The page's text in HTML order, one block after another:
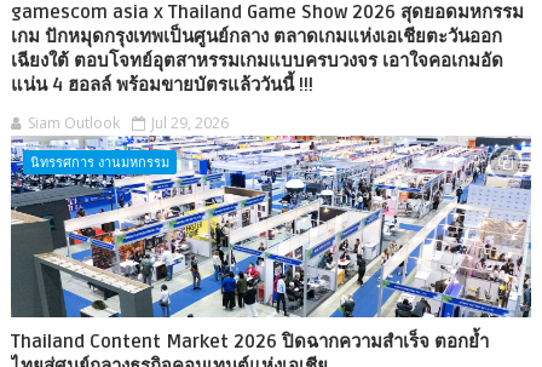
gamescom asia x Thailand Game Show 2026 สุดยอดมหกรรม
เกม ปักหมุดกรุงเทพเป็นศูนย์กลาง ตลาดเกมแห่งเอเชียตะวันออก
เฉียงใต้ ตอบโจทย์อุตสาหรรมเกมแบบครบวงจร เอาใจคอเกมอัด
แน่น 4 ฮอลล์ พร้อมขายบัตรแล้ววันนี้ !!!
Siam Outlook Jul 29, 2026
นิทรรศการ งานมหกรรม
Thailand Content Market 2026 ปิดฉากความสำเร็จ ตอกย้ำ